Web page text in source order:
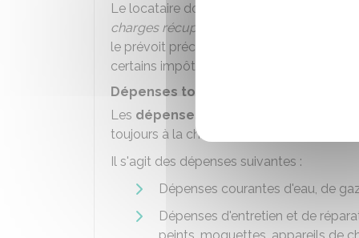
Le locataire doit payer les dépenses
charges récupérables.
le prévoit précisément. Le bailleur peut
certains impôts et taxes
Dépenses toujours à la charge du
Les dépenses d'entretien et de
toujours à la charge du locataire.
Il s'agit des dépenses suivantes :
Dépenses courantes d'eau, de
Dépenses d'entretien et de